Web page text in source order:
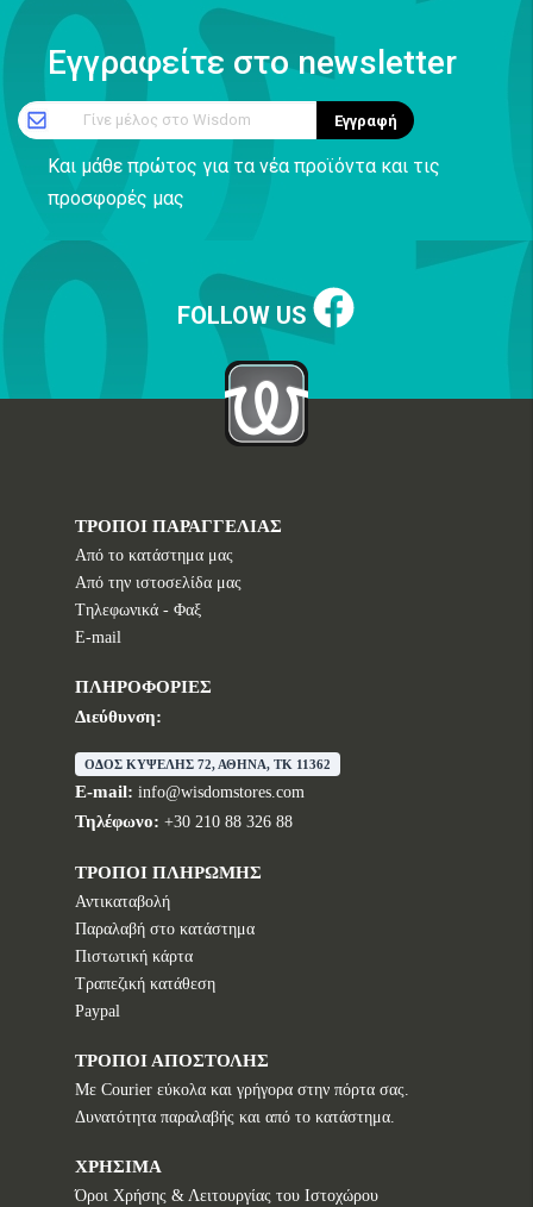
Εγγραφείτε στο newsletter
Γίνε μέλος στο Wisdom Εγγραφή
Και μάθε πρώτος για τα νέα προϊόντα και τις
προσφορές μας
FOLLOW US
ΤΡΟΠΟΙ ΠΑΡΑΓΓΕΛΙΑΣ
Από το κατάστημα μας
Από την ιστοσελίδα μας
Tηλεφωνικά - Φαξ
E-mail
ΠΛΗΡΟΦΟΡΙΕΣ
Διεύθυνση:
ΟΔΟΣ ΚΥΨΕΛΗΣ 72, ΑΘΗΝΑ, TK 11362
E-mail: info@wisdomstores.com
Τηλέφωνο: +30 210 88 326 88
ΤΡΟΠΟΙ ΠΛΗΡΩΜΗΣ
Αντικαταβολή
Παραλαβή στο κατάστημα
Πιστωτική κάρτα
Τραπεζική κατάθεση
Paypal
ΤΡΟΠΟΙ ΑΠΟΣΤΟΛΗΣ
Με Courier εύκολα και γρήγορα στην πόρτα σας.
Δυνατότητα παραλαβής και από το κατάστημα.
ΧΡΗΣΙΜΑ
Όροι Χρήσης & Λειτουργίας του Ιστοχώρου